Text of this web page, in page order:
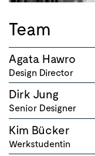
Team
Agata Hawro
Design Director
Dirk Jung
Senior Designer
Kim Bücker
Werkstudentin